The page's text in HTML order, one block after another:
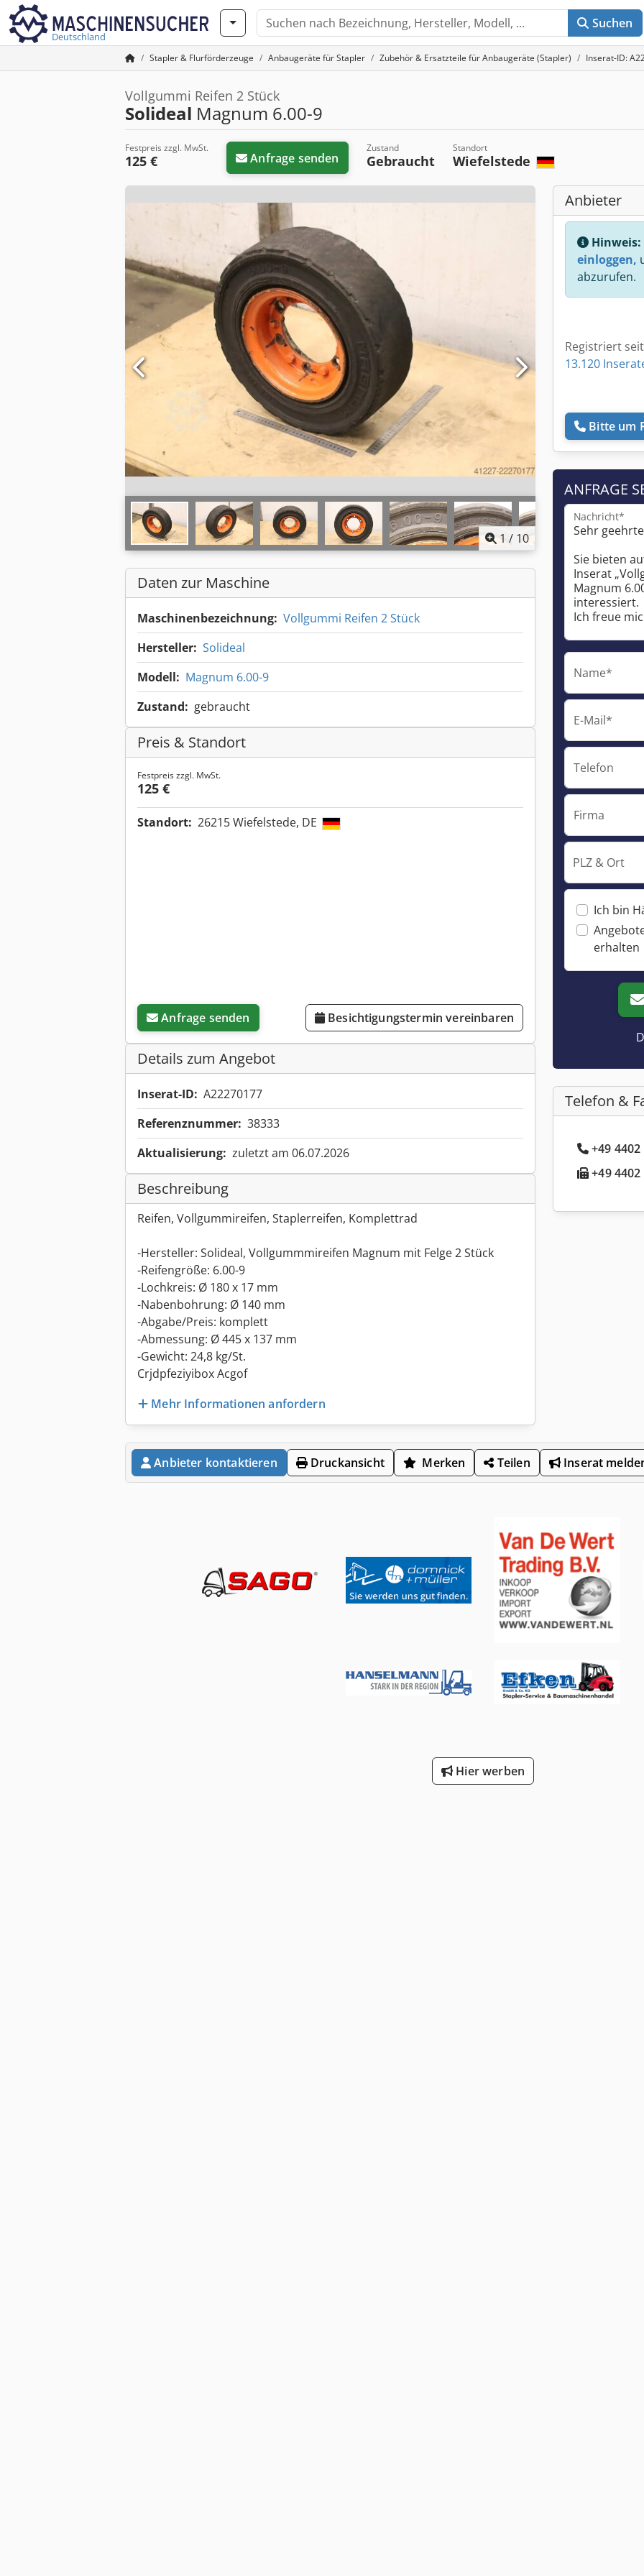
Deutschland
Suchen
Stapler & Flurförderzeuge Anbaugeräte für Stapler Zubehör & Ersatzteile für Anbaugeräte (Stapler) Inserat-ID:
Vollgummi Reifen 2 Stück
Solideal Magnum 6.00-9
Festpreis zzgl. MwSt.
125 € Anfrage senden
Zustand
Gebraucht
Standort
Wiefelstede
1 / 10
Daten zur Maschine
Maschinenbezeichnung: Vollgummi Reifen 2 Stück
Hersteller: Solideal
Modell: Magnum 6.00-9
Zustand: gebraucht
Preis & Standort
Festpreis zzgl. MwSt.
125 €
Standort: 26215 Wiefelstede, DE
Anfrage senden Besichtigungstermin vereinbaren
Details zum Angebot
Inserat-ID: A22270177
Referenznummer: 38333
Aktualisierung: zuletzt am 06.07.2026
Beschreibung
Reifen, Vollgummireifen, Staplerreifen, Komplettrad
-Hersteller: Solideal, Vollgummmireifen Magnum mit Felge 2 Stück
-Reifengröße: 6.00-9
-Lochkreis: Ø 180 x 17 mm
-Nabenbohrung: Ø 140 mm
-Abgabe/Preis: komplett
-Abmessung: Ø 445 x 137 mm
-Gewicht: 24,8 kg/St.
Crjdpfeziyibox Acgof
Mehr Informationen anfordern
Anbieter
Hinweis:
einloggen,
abzurufen.
Registriert
13.120
Bitte um
ANFRAGE
Nachricht*
Name*
E-Mail*
Telefon
Firma
PLZ & Ort
Ich bin
erhalten
Telefon &
+49
+49
Anbieter kontaktieren Druckansicht Merken Teilen Inserat
Hier werben